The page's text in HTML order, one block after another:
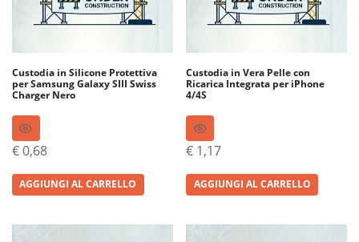
Custodia in Silicone Protettiva
per Samsung Galaxy SIII Swiss
Charger Nero
€0,68
AGGIUNGI AL CARRELLO
Custodia in Vera Pelle con
Ricarica Integrata per iPhone
4/4S
€ 1,17
AGGIUNGI AL CARRELLO